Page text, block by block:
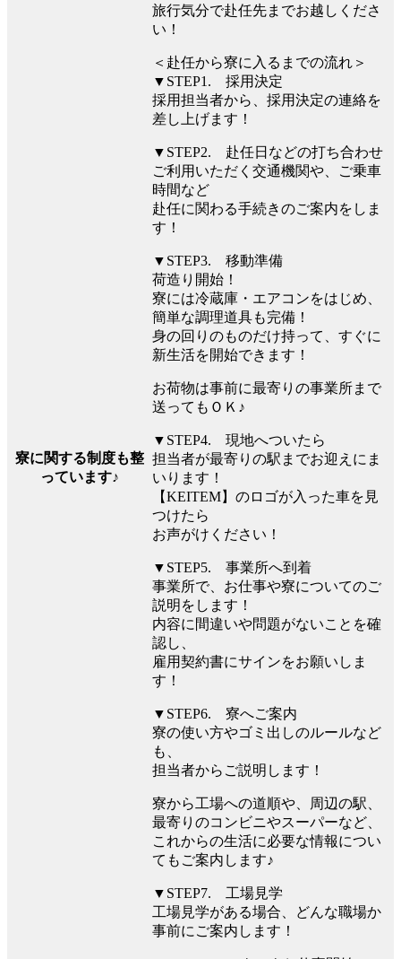
寮に関する制度も整
っています♪
旅行気分で赴任先までお越しくださ
い！
＜赴任から寮に入るまでの流れ＞
▼STEP1. 採用決定
採用担当者から、採用決定の連絡を
差し上げます！
▼STEP2. 赴任日などの打ち合わせ
ご利用いただく交通機関や、ご乗車
時間など
赴任に関わる手続きのご案内をしま
す！
▼STEP3. 移動準備
荷造り開始！
寮には冷蔵庫・エアコンをはじめ、
簡単な調理道具も完備！
身の回りのものだけ持って、すぐに
新生活を開始できます！
お荷物は事前に最寄りの事業所まで
送ってもＯＫ♪
▼STEP4. 現地へついたら
担当者が最寄りの駅までお迎えにま
いります！
【KEITEM】のロゴが入った車を見
つけたら
お声がけください！
▼STEP5. 事業所へ到着
事業所で、お仕事や寮についてのご
説明をします！
内容に間違いや問題がないことを確
認し、
雇用契約書にサインをお願いしま
す！
▼STEP6. 寮へご案内
寮の使い方やゴミ出しのルールなど
も、
担当者からご説明します！
寮から工場への道順や、周辺の駅、
最寄りのコンビニやスーパーなど、
これからの生活に必要な情報につい
てもご案内します♪
▼STEP7. 工場見学
工場見学がある場合、どんな職場か
事前にご案内します！